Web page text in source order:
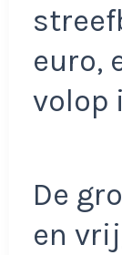
euro,
volop
De
en